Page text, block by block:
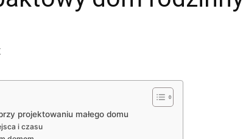
projektowaniu małego domu
i czasu